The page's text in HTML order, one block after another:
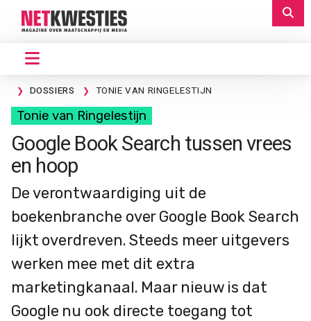
DOSSIERS TONIE VAN RINGELESTIJN
Tonie van Ringelestijn
Google Book Search tussen vrees
en hoop
De verontwaardiging uit de
boekenbranche over Google Book Search
lijkt overdreven. Steeds meer uitgevers
werken mee met dit extra
marketingkanaal. Maar nieuw is dat
Google nu ook directe toegang tot